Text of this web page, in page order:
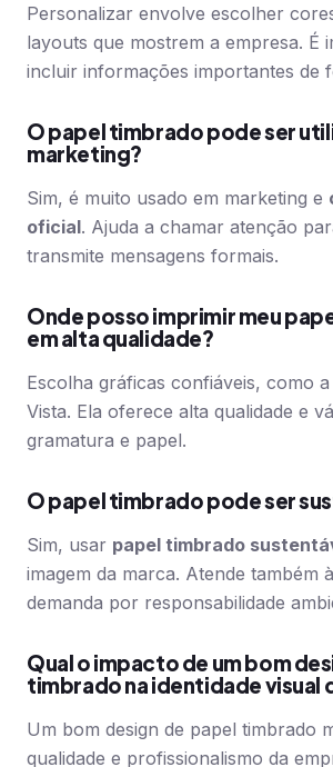
Personalizar envolve escolher
layouts que mostrem a empresa. É
incluir informações importantes de
O papel timbrado pode ser
marketing?
Sim, é muito usado em marketing e
oficial. Ajuda a chamar atenção
transmite mensagens formais.
Onde posso imprimir meu
em alta qualidade?
Escolha gráficas confiáveis, como
Vista. Ela oferece alta qualidade e
gramatura e papel.
O papel timbrado pode ser
Sim, usar papel timbrado
imagem da marca. Atende também
demanda por responsabilidade
Qual o impacto de um bom
timbrado na identidade visual
Um bom design de papel timbrado
qualidade e profissionalismo da